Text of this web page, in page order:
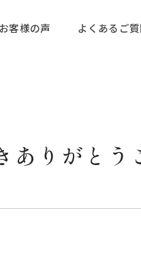
お客様の声 よくあるご
ありがとう